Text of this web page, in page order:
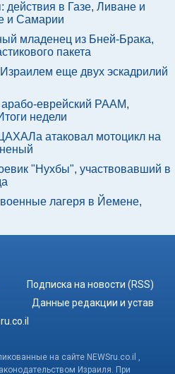
действия в Газе, Ливане и
и Самарии
младенец из Бней-Брака,
пакета
еще двух эскадрилий
еврейский РААМ,
недели
атаковал мотоцикл на
"Нухбы", участвовавший в
лагеря в Йемене,
Подписка на новости (RSS)
Данные редакции и устав
на сайте NEWSru.co.il ,
Израиля. При